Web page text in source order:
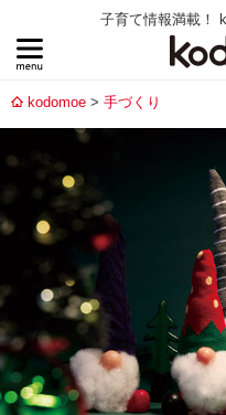
子育て情報満載！
kodomoe 手づくり